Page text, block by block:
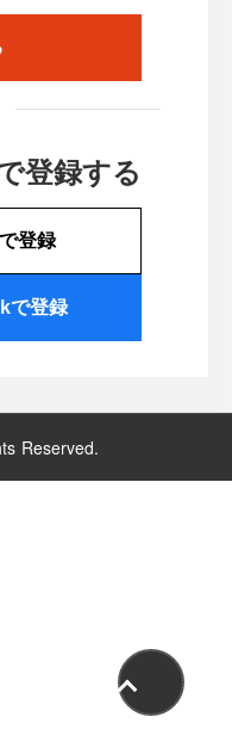
登録する
登録
で登録
Reserved.